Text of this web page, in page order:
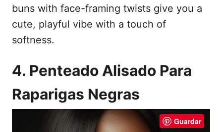
buns with face-framing twists give you a
cute, playful vibe with a touch of
softness.
4. Penteado Alisado Para
Raparigas Negras
Guardar